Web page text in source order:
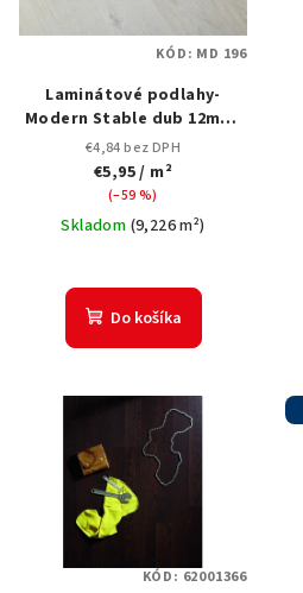
tp
Laminátové podlahy-
Modern Stable dub 12mm-
HRÚBKA 12mm bez V-drážky
€4,84 bez DPH
€5,95/ m²
(–59 %)
Skladom (9,226 m²)
Do košíka
KÓD: MD 196
KÓD: 62001366